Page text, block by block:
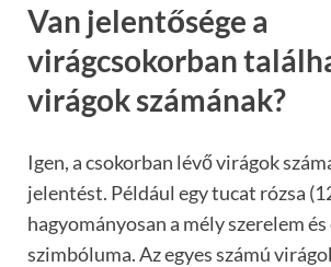
Van jelentősége a
virágcsokorban
virágok számának?
Igen, a csokorban lévő virágok
jelentést. Például egy tucat rózsa
hagyományosan a mély szerelem
szimbóluma. Az egyes számú